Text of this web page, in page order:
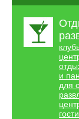
и
для